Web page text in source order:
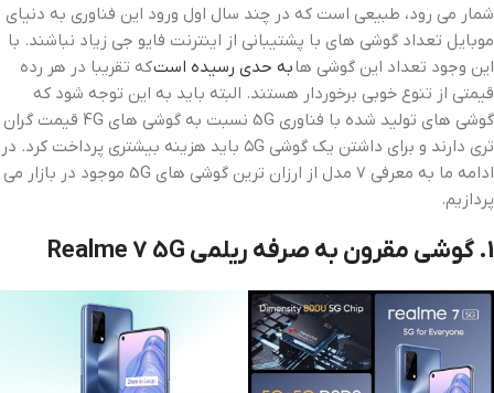
شمار می رود، طبیعی است که در چند سال اول ورود این فناوری به دنیای
موبایل تعداد گوشی های با پشتیبانی از اینترنت فایو جی زیاد نباشند. با
این وجود تعداد این گوشی هابه حدی رسیده استکه تقریبا در هر رده
قیمتی از تنوع خوبی برخوردار هستند. البته باید به این توجه شود که
گوشی های تولید شده با فناوری 5G نسبت به گوشی های 4G قیمت گران
تری دارند و برای داشتن یک گوشی ۵G باید هزینه بیشتری پرداخت کرد. در
ادامه ما به معرفی 7 مدل از ارزان ترین گوشی های 5G موجود در بازار می
پردازیم.
1. گوشی مقرون به صرفه ریلمی Realme 7 5G